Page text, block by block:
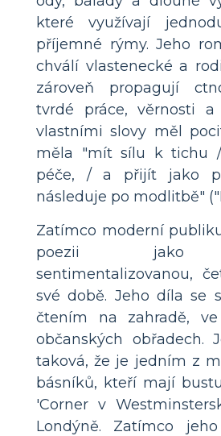
které využívají
příjemné rýmy. Jeho
chválí vlastenecké a
zároveň propagují
tvrdé práce, věrnosti a
vlastními slovy měl
měla "mít sílu k tichu
péče, / a přijít jako
následuje po modlitbě"
Zatímco moderní
poezii jako
sentimentalizovanou,
své době. Jeho díla se
čtením na zahradě,
občanských obřadech.
taková, že je jedním z
básníků, kteří mají
'Corner v
Londýně. Zatímco